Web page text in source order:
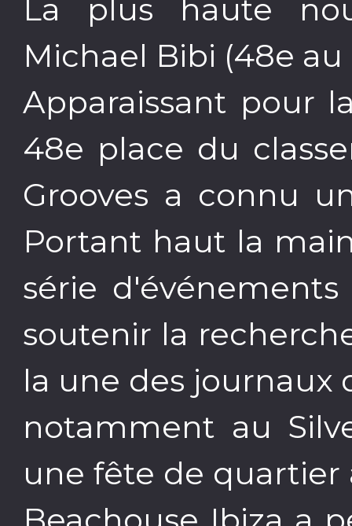
La plus haute
Michael Bibi (48e
Apparaissant pour
48e place du
Grooves a connu
Portant haut la
série
soutenir la
la une des journaux
notamment au
une fête de quartier